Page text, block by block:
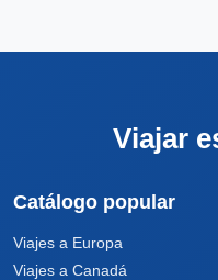
Viajar
Catálogo popular
Viajes a Europa
Viajes a Canadá